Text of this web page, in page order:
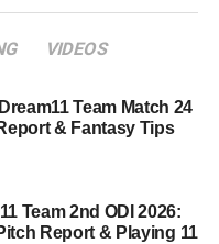
VIDEOS
Team Match 24
& Fantasy Tips
Team 2nd ODI 2026:
Report & Playing 11